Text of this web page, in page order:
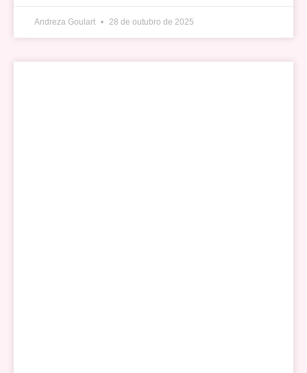
Andreza Goulart 28 de outubro de 2025